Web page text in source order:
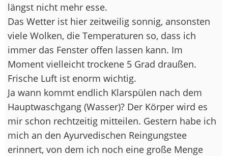
längst nicht mehr esse.
Das Wetter ist hier zeitweilig sonnig, ansonsten
viele Wolken, die Temperaturen so, dass ich
immer das Fenster offen lassen kann. Im
Moment vielleicht trockene 5 Grad draußen.
Frische Luft ist enorm wichtig.
Ja wann kommt endlich Klarspülen nach dem
Hauptwaschgang (Wasser)? Der Körper wird es
mir schon rechtzeitig mitteilen. Gestern habe ich
mich an den Ayurvedischen Reingungstee
erinnert, von dem ich noch eine große Menge